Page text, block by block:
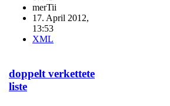
merTii
17. April 2012,
13:53
XML
doppelt verkettete
liste